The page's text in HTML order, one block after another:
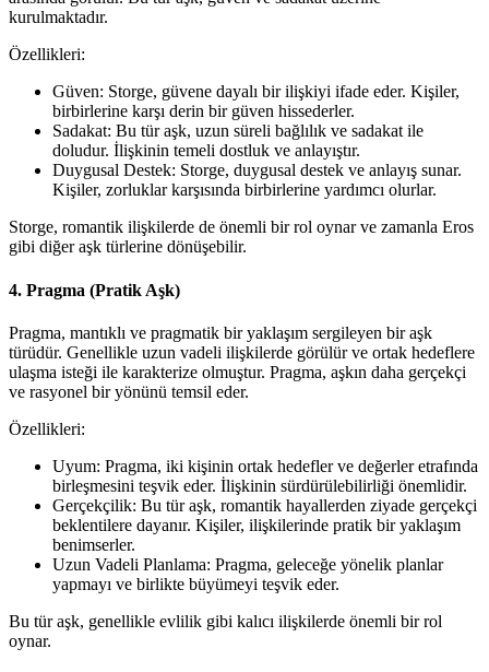
kurulmaktadır.
Özellikleri:
Güven: Storge, güvene dayalı bir ilişkiyi ifade eder. Kişiler,
birbirlerine karşı derin bir güven hissederler.
Sadakat: Bu tür aşk, uzun süreli bağlılık ve sadakat ile
doludur. İlişkinin temeli dostluk ve anlayıştır.
Duygusal Destek: Storge, duygusal destek ve anlayış sunar.
Kişiler, zorluklar karşısında birbirlerine yardımcı olurlar.
Storge, romantik ilişkilerde de önemli bir rol oynar ve zamanla Eros
gibi diğer aşk türlerine dönüşebilir.
4. Pragma (Pratik Aşk)
Pragma, mantıklı ve pragmatik bir yaklaşım sergileyen bir aşk
türüdür. Genellikle uzun vadeli ilişkilerde görülür ve ortak hedeflere
ulaşma isteği ile karakterize olmuştur. Pragma, aşkın daha gerçekçi
ve rasyonel bir yönünü temsil eder.
Özellikleri:
Uyum: Pragma, iki kişinin ortak hedefler ve değerler etrafında
birleşmesini teşvik eder. İlişkinin sürdürülebilirliği önemlidir.
Gerçekçilik: Bu tür aşk, romantik hayallerden ziyade gerçekçi
beklentilere dayanır. Kişiler, ilişkilerinde pratik bir yaklaşım
benimserler.
Uzun Vadeli Planlama: Pragma, geleceğe yönelik planlar
yapmayı ve birlikte büyümeyi teşvik eder.
Bu tür aşk, genellikle evlilik gibi kalıcı ilişkilerde önemli bir rol
oynar.